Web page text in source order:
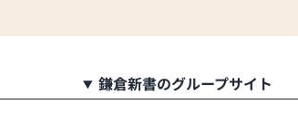
鎌倉新書のグループサイト